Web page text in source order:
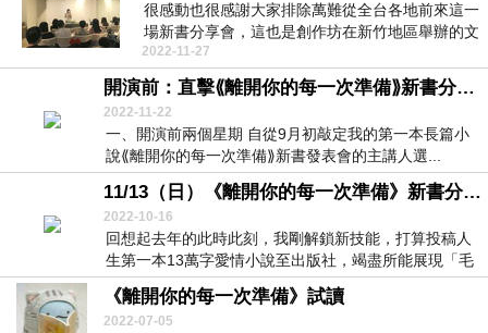
很感動也很感謝大家排除萬難從全台各地前來這一
場新書分享會，這也是創作坊在新竹地區舉辦的文
學社群聚會，...
2022-11-27
開演前：直擊⟪離開你的每一次準備⟫新書分享會誕生始末
2022-11-22
一、開演前兩個星期 自從9月初敲定我的第一本長篇小
說⟪離開你的每一次準備⟫新書發表會的主講人選...
11/13（日）《離開你的每一次準備》新書分享會：創作夢成真
2022-10-16
回想起去年的此時此刻，我剛解鎖新技能，打算投稿人
生第一本13萬字愛情小說至出版社，竭盡所能展現「毛
遂...
《離開你的每一次準備》試讀
2022-07-05